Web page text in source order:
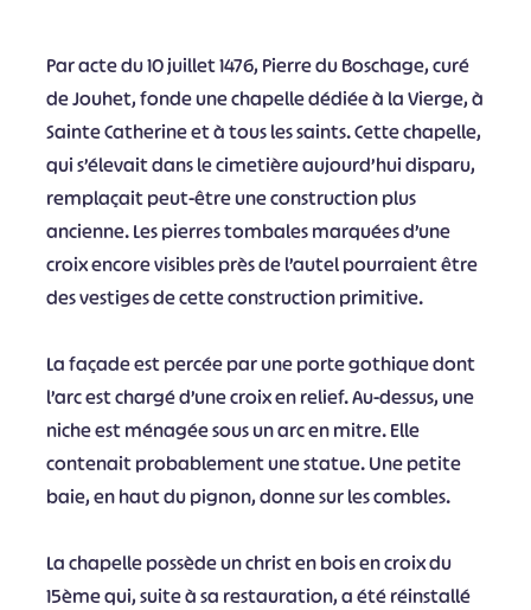
Par acte du 10 juillet 1476, Pierre du Boschage, curé
de Jouhet, fonde une chapelle dédiée à la Vierge, à
Sainte Catherine et à tous les saints. Cette chapelle,
qui s’élevait dans le cimetière aujourd’hui disparu,
remplaçait peut-être une construction plus
ancienne. Les pierres tombales marquées d’une
croix encore visibles près de l’autel pourraient être
des vestiges de cette construction primitive.
La façade est percée par une porte gothique dont
l’arc est chargé d’une croix en relief. Au-dessus, une
niche est ménagée sous un arc en mitre. Elle
contenait probablement une statue. Une petite
baie, en haut du pignon, donne sur les combles.
La chapelle possède un christ en bois en croix du
15ème qui, suite à sa restauration, a été réinstallé